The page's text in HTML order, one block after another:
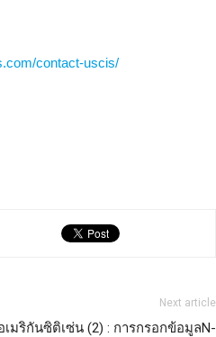
contact-uscis/
Next article
เมริกันซิติเซ่น (2) : การกรอกข้อมูลN-